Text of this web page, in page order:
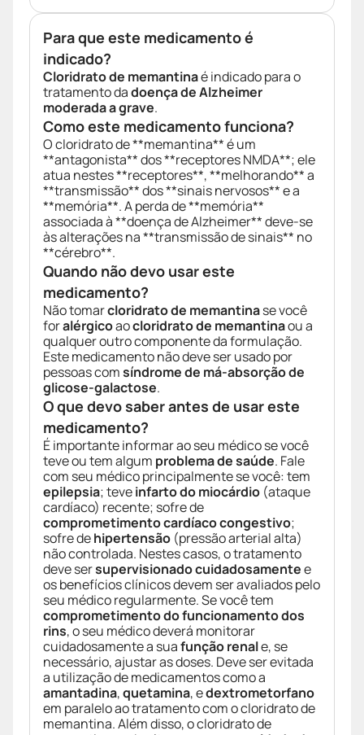
Para que este medicamento é
indicado?
Cloridrato de memantinaé indicado para o
tratamento dadoença de Alzheimer
moderada a grave.
Como este medicamento funciona?
O cloridrato de **memantina** é um
**antagonista** dos **receptores NMDA**; ele
atua nestes **receptores**, **melhorando** a
**transmissão** dos **sinais nervosos** e a
**memória**. A perda de **memória**
associada à **doença de Alzheimer** deve-se
às alterações na **transmissão de sinais** no
**cérebro**.
Quando não devo usar este
medicamento?
Não tomarcloridrato de memantinase você
foralérgicoaocloridrato de memantinaou a
qualquer outro componente da formulação.
Este medicamento não deve ser usado por
pessoas comsíndrome de má-absorção de
glicose-galactose.
O que devo saber antes de usar este
medicamento?
É importante informar ao seu médico se você
teve ou tem algum problema de saúde. Fale
com seu médico principalmente se você: tem
epilepsia; teveinfarto do miocárdio (ataque
cardíaco) recente; sofre de
comprometimento cardíaco congestivo;
sofre dehipertensão (pressão arterial alta)
não controlada. Nestes casos, o tratamento
deve sersupervisionado cuidadosamentee
os benefícios clínicos devem ser avaliados pelo
seu médico regularmente. Se você tem
comprometimento do funcionamento dos
rins, o seu médico deverá monitorar
cuidadosamente a suafunção renale, se
necessário, ajustar as doses. Deve ser evitada
a utilização de medicamentos como a
amantadina,quetamina, edextrometorfano
em paralelo ao tratamento com o cloridrato de
memantina. Além disso, o cloridrato de